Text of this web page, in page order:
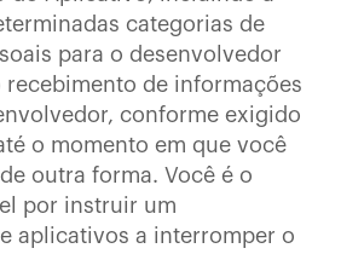
categorias de
para o desenvolvedor
de informações
conforme exigido
o momento em que você
outra forma. Você é o
por instruir um
aplicativos a interromper o